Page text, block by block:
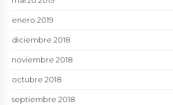
enero 2019
diciembre 2018
noviembre 2018
octubre 2018
septiembre 2018